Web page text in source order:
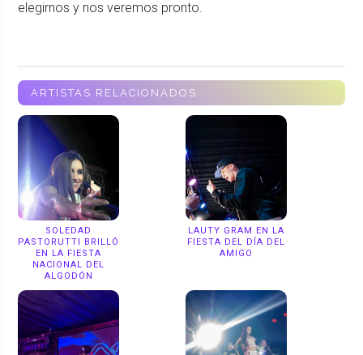
elegirnos y nos veremos pronto.
ARTISTAS RELACIONADOS
SOLEDAD
PASTORUTTI BRILLÓ
EN LA FIESTA
NACIONAL DEL
ALGODÓN
LAUTY GRAM EN LA
FIESTA DEL DÍA DEL
AMIGO